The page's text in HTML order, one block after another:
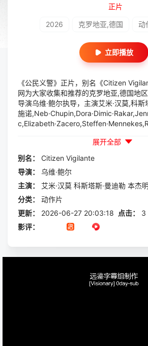
正片
2026 克罗地亚,德国 动
立即播放
《公民义警》正片，别名《Citizen
网为大家收集和推荐的克罗地亚,德国地
导演乌维·鲍尔执导，主演艾米·汉莫,科斯
施诺
rkulja,Danijela·Evdjenic等一起参与演出
讲述的是：居住在克罗地亚萨格勒布的美
了父亲留下的庞大地产帝国，却亲眼见证
腐败法官一次次凭借规则漏洞逃脱法律制
彻底失望。他褪去富商身份化身地下义
展开全部
别名：
Citizen Vigilante
导演：
乌维·鲍尔
主演：
艾米·汉莫 科斯塔斯·曼迪勒 本杰
分类：
动作片
更新：
2026-06-27 20:03:18 点击：
3
影评：